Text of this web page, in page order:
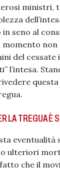
ministri,
seno al
momento
del cessate
l’intesa.
questa
LA TREGUA È
ulteriori
che il